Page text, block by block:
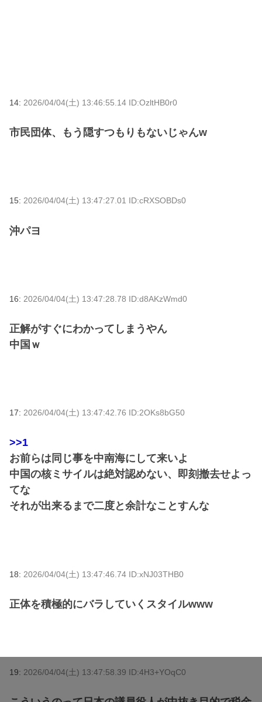
14: 2026/04/04(土) 13:46:55.14 ID:OzltHB0r0
市民団体、もう隠すつもりもないじゃんw
15: 2026/04/04(土) 13:47:27.01 ID:cRXSOBDs0
沖パヨ
16: 2026/04/04(土) 13:47:28.78 ID:d8AKzWmd0
正解がすぐにわかってしまうやん
中国ｗ
17: 2026/04/04(土) 13:47:42.76 ID:2OKs8bG50
>>1
お前らは同じ事を中南海にして来いよ
中国の核ミサイルは絶対認めない、即刻撤去せよっ
てな
それが出来るまで二度と余計なことすんな
18: 2026/04/04(土) 13:47:46.74 ID:xNJ03THB0
正体を積極的にバラしていくスタイルwww
19: 2026/04/04(土) 13:47:58.39 ID:4H3+YOqC0